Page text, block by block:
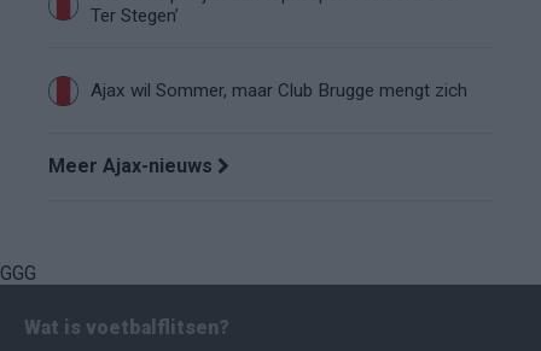
Ter Stegen’
Ajax wil Sommer, maar Club Brugge mengt zich
Meer Ajax-nieuws
GGG
Wat is voetbalflitsen?